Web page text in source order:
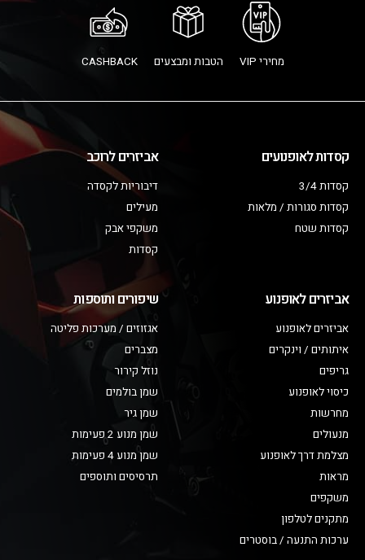
מחירי VIP הטבות ומבצעים CASHBACK
קסדות לאופנועים
קסדות 3/4
קסדות סגורות / מלאות
קסדות שטח
אביזרים לרוכב
דיבוריות לקסדה
מעילים
משקפי אבק
קסדות
אביזרים לאופנוע
אביזרים לאופנוע
איתותים / וינקרים
גריפים
כיסוי לאופנוע
מחרשות
מנעולים
מצלמת דרך לאופנוע
מראות
משקפים
מתקנים לטלפון
ערכות התנעה / בוסטרים
שיפורים ותוספות
אגזוזים / מערכות פליטה
מצברים
נוזל קירור
שמן בולמים
שמן גיר
שמן מנוע 2 פעימות
שמן מנוע 4 פעימות
תרסיסים ותוספים